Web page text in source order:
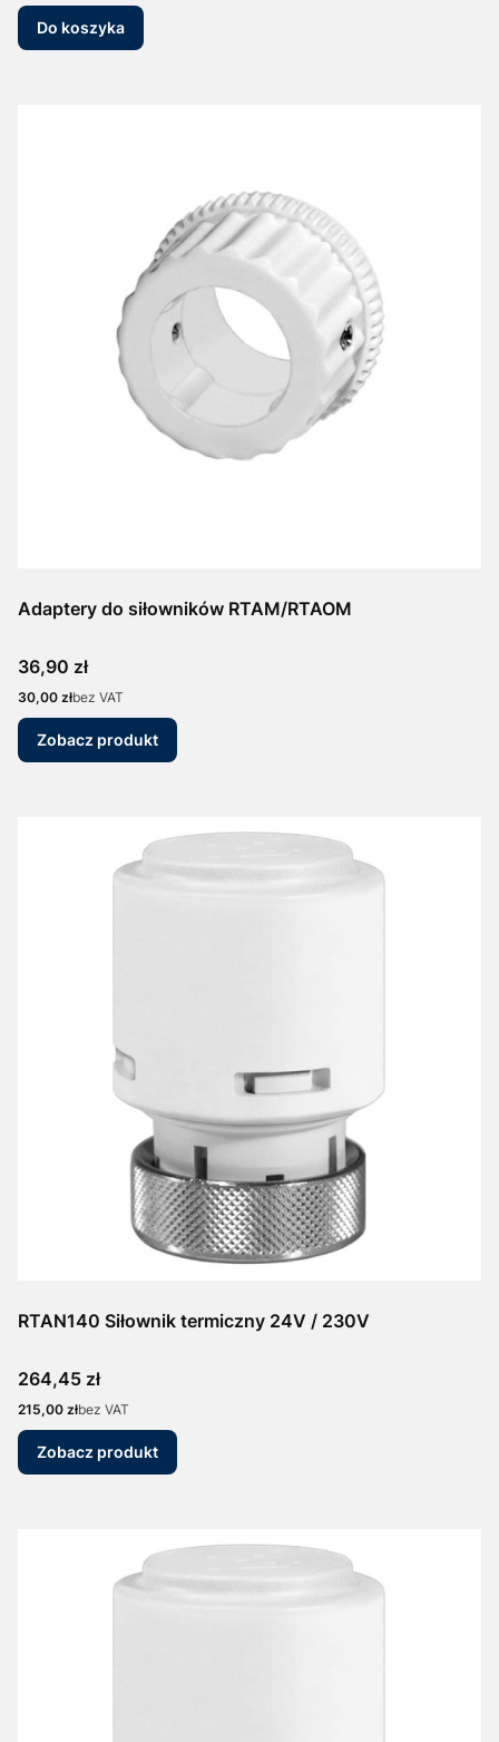
Do koszyka
Adaptery do siłowników RTAM/RTAOM
Cena
36,90 zł
Cena
30,00 złbez VAT
Zobacz produkt
RTAN140 Siłownik termiczny 24V / 230V
Cena
264,45 zł
Cena
215,00 złbez VAT
Zobacz produkt